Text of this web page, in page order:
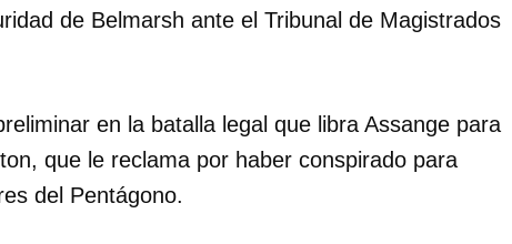
de Belmarsh ante el Tribunal de Magistrados
en la batalla legal que libra Assange para
que le reclama por haber conspirado para
del Pentágono.